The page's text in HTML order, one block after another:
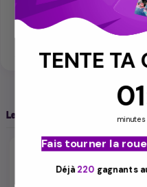
Les clients qui ont acheté ce
TENTE TA
1
01
minutes
Fais tourner la
Déjà220 gagnants